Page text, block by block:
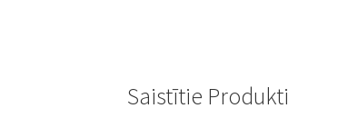
Saistītie Produkti